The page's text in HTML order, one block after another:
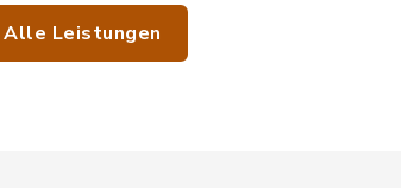
Alle Leistungen